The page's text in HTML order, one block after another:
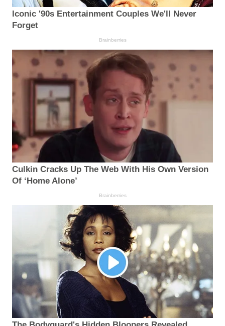
Iconic '90s Entertainment Couples We'll Never
Forget
Brainberries
Culkin Cracks Up The Web With His Own Version
Of ‘Home Alone’
Brainberries